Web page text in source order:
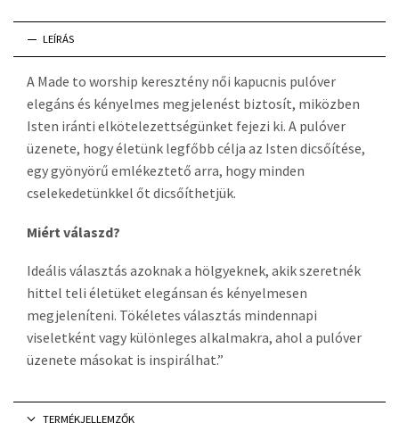
LEÍRÁS
A Made to worship keresztény női kapucnis pulóver
elegáns és kényelmes megjelenést biztosít, miközben
Isten iránti elkötelezettségünket fejezi ki. A pulóver
üzenete, hogy életünk legfőbb célja az Isten dicsőítése,
egy gyönyörű emlékeztető arra, hogy minden
cselekedetünkkel őt dicsőíthetjük.
Miért válaszd?
Ideális választás azoknak a hölgyeknek, akik szeretnék
hittel teli életüket elegánsan és kényelmesen
megjeleníteni. Tökéletes választás mindennapi
viseletként vagy különleges alkalmakra, ahol a pulóver
üzenete másokat is inspirálhat.”
TERMÉKJELLEMZŐK